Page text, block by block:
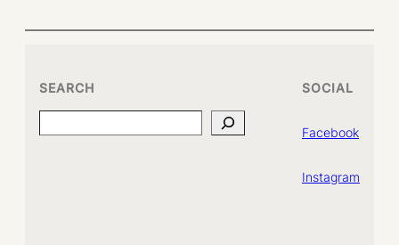
SEARCH
Search
SOCIAL
Facebook
Instagram